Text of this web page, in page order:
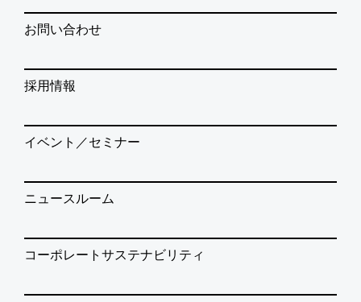
お問い合わせ
採用情報
イベント／セミナー
ニュースルーム
コーポレートサステナビリティ